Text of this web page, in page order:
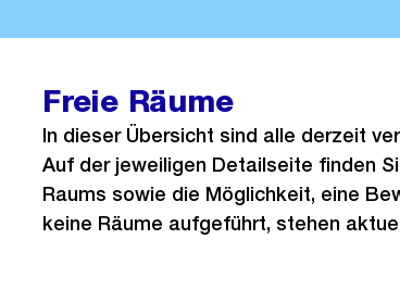
Freie Räume
In dieser Übersicht sind alle derzeit
Auf der jeweiligen Detailseite finden
Raums sowie die Möglichkeit, eine
keine Räume aufgeführt, stehen